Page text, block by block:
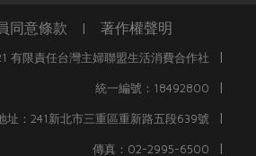
同意條款 | 著作權聲明
有限責任台灣主婦聯盟生活消費合作社 |
統一編號：18492800 |
址：241新北市三重區重新路五段639號 |
傳真：02-2995-6500 |